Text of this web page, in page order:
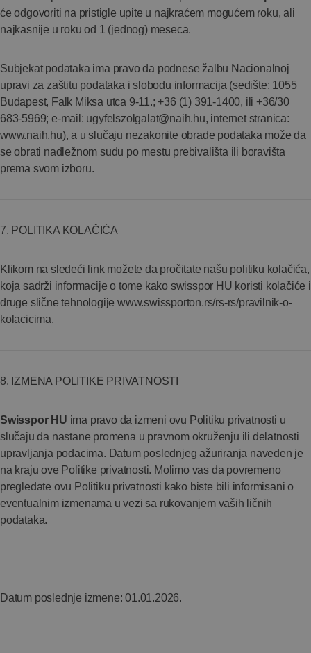
će odgovoriti na pristigle upite u najkraćem mogućem roku, ali
najkasnije u roku od 1 (jednog) meseca.
Subjekat podataka ima pravo da podnese žalbu Nacionalnoj
upravi za zaštitu podataka i slobodu informacija (sedište: 1055
Budapest, Falk Miksa utca 9-11.; +36 (1) 391-1400, ili +36/30
683-5969; e-mail: ugyfelszolgalat@naih.hu, internet stranica:
www.naih.hu), a u slučaju nezakonite obrade podataka može da
se obrati nadležnom sudu po mestu prebivališta ili boravišta
prema svom izboru.
7. POLITIKA KOLAČIĆA
Klikom na sledeći link možete da pročitate našu politiku kolačića,
koja sadrži informacije o tome kako swisspor HU koristi kolačiće i
druge slične tehnologije www.swissporton.rs/rs-rs/pravilnik-o-
kolacicima.
8. IZMENA POLITIKE PRIVATNOSTI
Swisspor HU ima pravo da izmeni ovu Politiku privatnosti u
slučaju da nastane promena u pravnom okruženju ili delatnosti
upravljanja podacima. Datum poslednjeg ažuriranja naveden je
na kraju ove Politike privatnosti. Molimo vas da povremeno
pregledate ovu Politiku privatnosti kako biste bili informisani o
eventualnim izmenama u vezi sa rukovanjem vaših ličnih
podataka.
Datum poslednje izmene: 01.01.2026.